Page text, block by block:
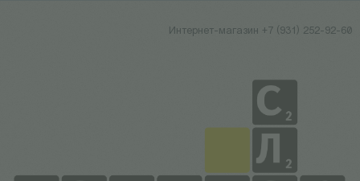
Интернет-магазин +7 (931) 252-92-60